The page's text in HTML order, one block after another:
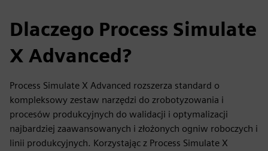
Dlaczego Process Simulate
X Advanced?
Process Simulate X Advanced rozszerza standard o
kompleksowy zestaw narzędzi do zrobotyzowania i
procesów produkcyjnych do walidacji i optymalizacji
najbardziej zaawansowanych i złożonych ogniw roboczych i
linii produkcyjnych. Korzystając z Process Simulate X